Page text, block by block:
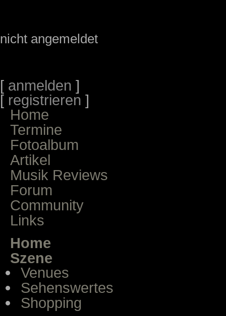
nicht angemeldet
[ anmelden ]
[ registrieren ]
Home
Termine
Fotoalbum
Artikel
Musik Reviews
Forum
Community
Links
Home
Szene
Venues
Sehenswertes
Shopping